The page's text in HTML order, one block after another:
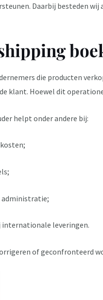
Daarbij besteden
die producten
klant. Hoewel dit
helpt onder andere bij:
administratie;
leveringen.
of geconfronteerd